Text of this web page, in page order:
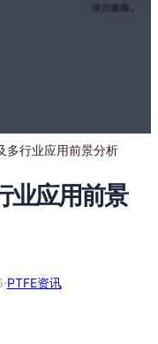
多行业应用前景分析
业应用前景
·PTFE资讯